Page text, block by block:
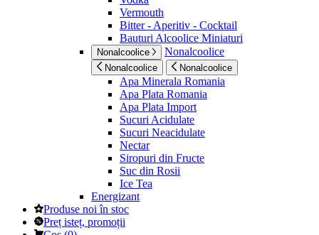
Vermouth
Bitter - Aperitiv - Cocktail
Bauturi Alcoolice Miniaturi
Nonalcoolice Nonalcoolice
Nonalcoolice Nonalcoolice
Apa Minerala Romania
Apa Plata Romania
Apa Plata Import
Sucuri Acidulate
Sucuri Neacidulate
Nectar
Siropuri din Fructe
Suc din Rosii
Ice Tea
Energizant
Produse noi în stoc
Preț isteț, promoții